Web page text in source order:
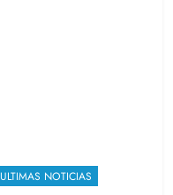
ULTIMAS NOTICIAS